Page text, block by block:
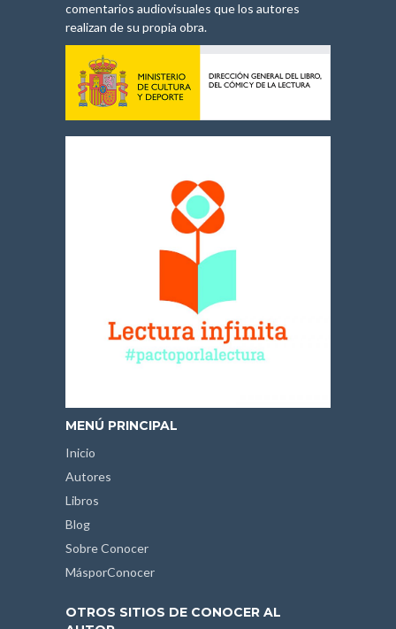
comentarios audiovisuales que los autores
realizan de su propia obra.
MENÚ PRINCIPAL
Inicio
Autores
Libros
Blog
Sobre Conocer
MásporConocer
OTROS SITIOS DE CONOCER AL